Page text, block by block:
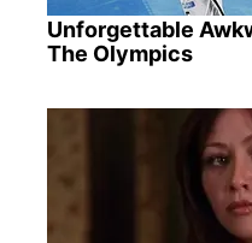
Unforgettable
The Olympics